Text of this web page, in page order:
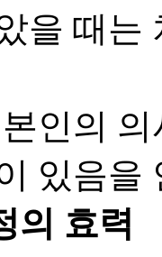
을 때는
인의
있음을
의 효력